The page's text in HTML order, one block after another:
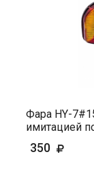
Фара HY-
имитацией
350